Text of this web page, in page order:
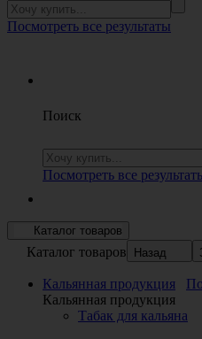
Посмотреть все результаты
Поиск
Посмотреть все
Каталог товаров
Каталог товаров Назад
Кальянная продукция
Кальянная продукция
Табак для кальяна